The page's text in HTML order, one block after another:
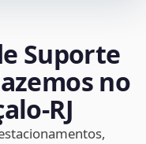
Suporte
no